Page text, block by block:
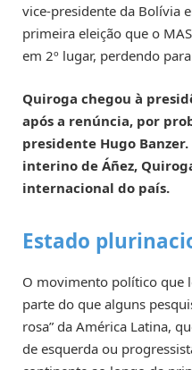
vice-presidente da Bolívia
primeira eleição que o
em 2º lugar, perdendo
Quiroga chegou à
após a renúncia, por
presidente Hugo
interino de Áñez,
internacional do país.
Estado
O movimento político que
parte do que alguns
rosa” da América Latina,
de esquerda ou